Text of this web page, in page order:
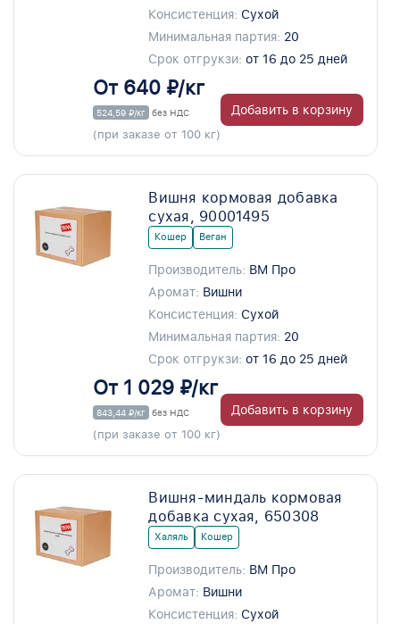
Консистенция: Сухой
Минимальная партия: 20
Срок отгрукзи: от 16 до 25 дней
От 640 ₽/кг
524,59 ₽/кг без НДС
(при заказе от 100 кг)
Добавить в корзину
Вишня кормовая добавка
сухая, 90001495
Кошер Веган
Производитель: ВМ Про
Аромат: Вишни
Консистенция: Сухой
Минимальная партия: 20
Срок отгрукзи: от 16 до 25 дней
От 1 029 ₽/кг
843,44 ₽/кг без НДС
(при заказе от 100 кг)
Добавить в корзину
Вишня-миндаль кормовая
добавка сухая, 650308
Халяль Кошер
Производитель: ВМ Про
Аромат: Вишни
Консистенция: Сухой